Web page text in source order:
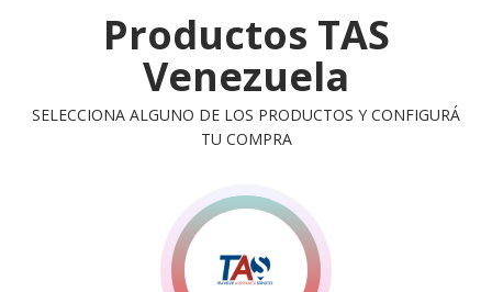
Productos TAS
Venezuela
SELECCIONA ALGUNO DE LOS PRODUCTOS Y CONFIGURÁ
TU COMPRA